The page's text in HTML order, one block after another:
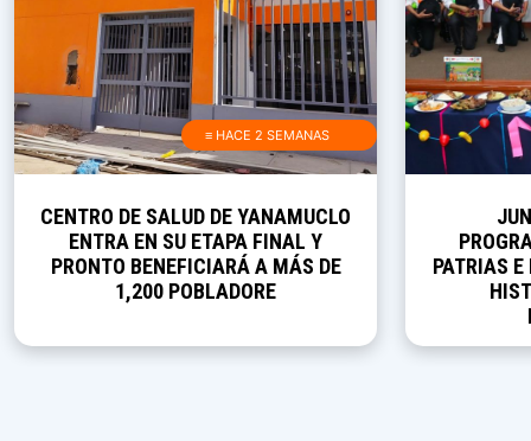
≡ HACE 2 SEMANAS
CENTRO DE SALUD DE YANAMUCLO
ENTRA EN SU ETAPA FINAL Y
PRONTO BENEFICIARÁ A MÁS DE
1,200 POBLADORE
PATRIAS